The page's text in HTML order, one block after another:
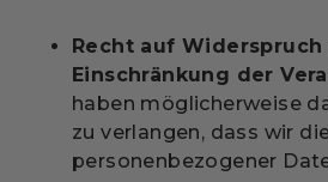
Recht auf
Einschränkung der
haben möglicherweise
zu verlangen, dass wir
personenbezogener